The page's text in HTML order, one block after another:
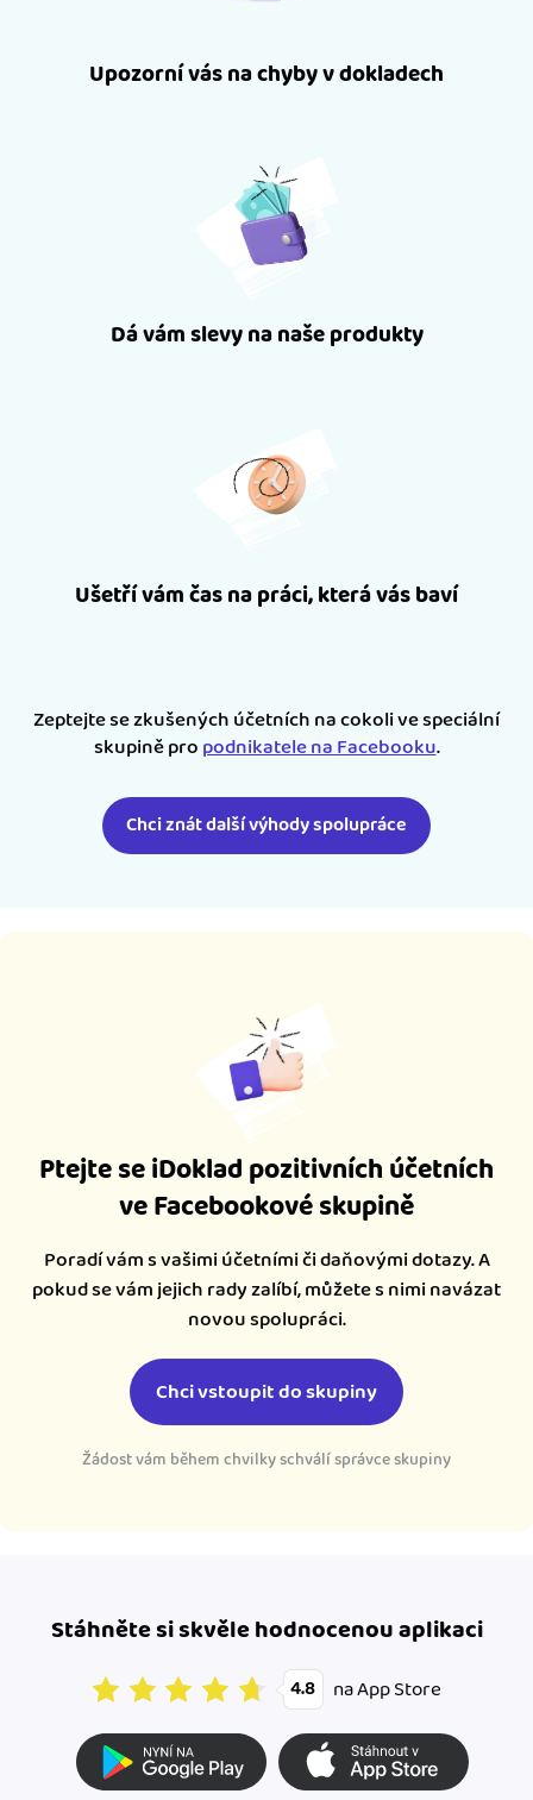
Upozorní vás na chyby v dokladech
Dá vám slevy na naše produkty
Ušetří vám čas na práci, která vás baví
Zeptejte se zkušených účetních na cokoli ve speciální
skupině propodnikatele na Facebooku.
Chci znát další výhody spolupráce
Ptejte se iDoklad pozitivních účetních
ve Facebookové skupině
Poradí vám s vašimi účetními či daňovými dotazy. A
pokud se vám jejich rady zalíbí, můžete s nimi navázat
novou spolupráci.
Chci vstoupit do skupiny
Žádost vám během chvilky schválí správce skupiny
Stáhněte si skvěle hodnocenou aplikaci
4.8 na App Store